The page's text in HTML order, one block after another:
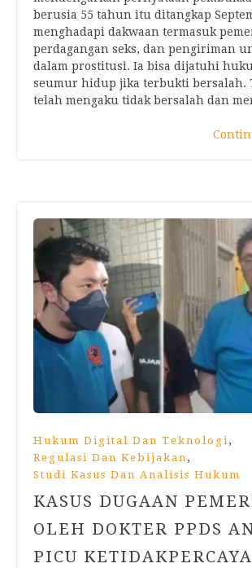
berusia 55 tahun itu ditangkap
menghadapi dakwaan termasuk
perdagangan seks, dan pengiriman
dalam prostitusi. Ia bisa dijatuhi
seumur hidup jika terbukti bersalah.
telah mengaku tidak bersalah dan
Hukum Digital Dan Teknologi ,
Regulasi Dan Kebijakan ,
Studi Kasus Dan Analisis Hukum
KASUS DUGAAN
OLEH DOKTER PPDS
PICU